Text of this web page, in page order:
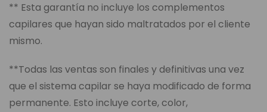
** Esta garantía no incluye los complementos
capilares que hayan sido maltratados por el cliente
mismo.
**Todas las ventas son finales y definitivas una vez
que el sistema capilar se haya modificado de forma
permanente. Esto incluye corte, color,